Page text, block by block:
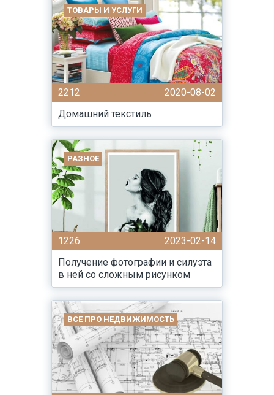
ТОВАРЫ И УСЛУГИ
2212
2020-08-02
Домашний текстиль
РАЗНОЕ
1226
2023-02-14
Получение фотографии и силуэта
в ней со сложным рисунком
ВСЕ ПРО НЕДВИЖИМОСТЬ